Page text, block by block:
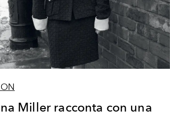
Miller racconta con una